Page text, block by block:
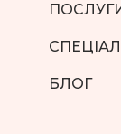
БЛОГ